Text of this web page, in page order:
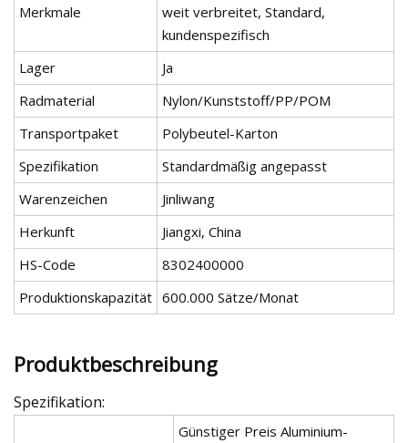
Merkmale
weit verbreitet, Standard,
kundenspezifisch
Lager
Ja
Radmaterial
Nylon/Kunststoff/PP/POM
Transportpaket
Polybeutel-Karton
Spezifikation
Standardmäßig angepasst
Warenzeichen
Jinliwang
Herkunft
Jiangxi, China
HS-Code
8302400000
Produktionskapazität 600.000 Sätze/Monat
Produktbeschreibung
Spezifikation:
Günstiger Preis Aluminium-